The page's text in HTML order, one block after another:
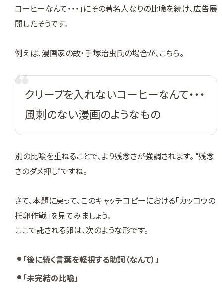
コーヒーなんて・・・」にその著名人なりの比喩を続け、広告展
開したそうです。
例えば、漫画家の故･手塚治虫氏の場合が、こちら。
クリープを入れないコーヒーなんて・・・
風刺のない漫画のようなもの
別の比喩を重ねることで、より残念さが強調されます。 “残念
さのダメ押し”ですね。
さて、本題に戻って、このキャッチコピーにおける「カッコウの
托卵作戦」を見てみましょう。
ここで託される卵は、次のような形です。
「後に続く言葉を軽視する助詞（なんて）」
「未完結の比喩」